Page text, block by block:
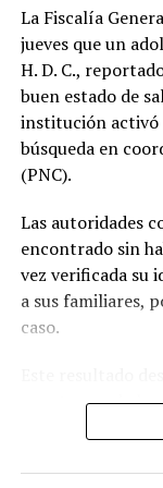
avionetas en 1996
DON'T MISS
Estructura de
hasta 45 años
La Fiscalía
jueves que un
H. D. C.,
buen estado de
institución activó
búsqueda en
(PNC).
Las autoridades
encontrado sin
vez verificada su
a sus familiares,
caso.
oportuna y de la
tiempo